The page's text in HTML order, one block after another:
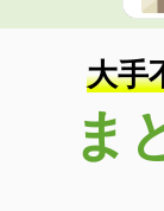
大手
ま